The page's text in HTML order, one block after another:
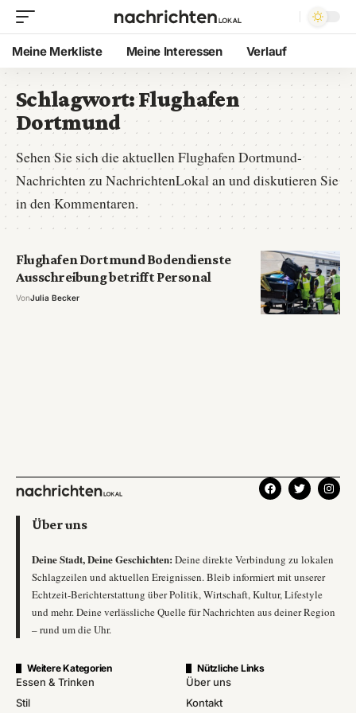
Meine Merkliste Meine Interessen Verlauf
Schlagwort:Flughafen
Dortmund
Sehen Sie sich die aktuellen Flughafen Dortmund-
Nachrichten zu NachrichtenLokal an und diskutieren Sie
in den Kommentaren.
Flughafen Dortmund Bodendienste
Ausschreibung betrifft Personal
VonJulia Becker
Über uns
Deine Stadt, Deine Geschichten: Deine direkte Verbindung zu lokalen
Schlagzeilen und aktuellen Ereignissen. Bleib informiert mit unserer
Echtzeit-Berichterstattung über Politik, Wirtschaft, Kultur, Lifestyle
und mehr. Deine verlässliche Quelle für Nachrichten aus deiner Region
– rund um die Uhr.
Weitere Kategorien
Essen & Trinken
Stil
Nützliche Links
Über uns
Kontakt